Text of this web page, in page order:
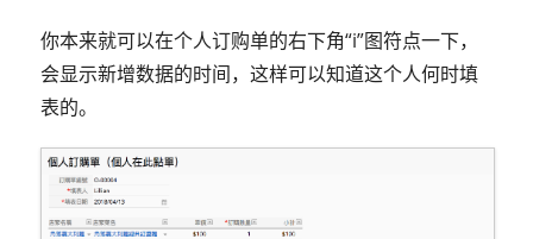
你本来就可以在个人订购单的右下角“i”图符点一下，
会显示新增数据的时间，这样可以知道这个人何时填
表的。